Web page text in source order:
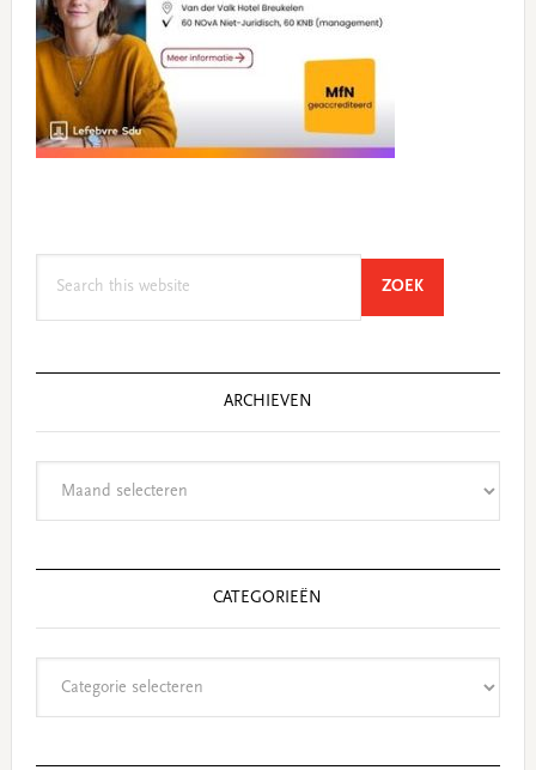
ZOEKSEARCH
ARCHIEVEN
CATEGORIEËN